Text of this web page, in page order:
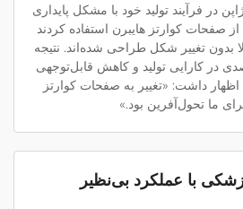
در فرآیند تولید خود با مشکل پایداری
صفحات کوارتز هایبرن استفاده کردند
بدون تغییر شکل طراحی شده‌اند. نتیجه
افزایش ۲۵ درصدی در کارایی تولید و کاهش قابل‌توجهی
داشت: «تغییر به صفحات کوارتز
ما تحول‌آفرین بود.»
با عملکرد بی‌نظیر